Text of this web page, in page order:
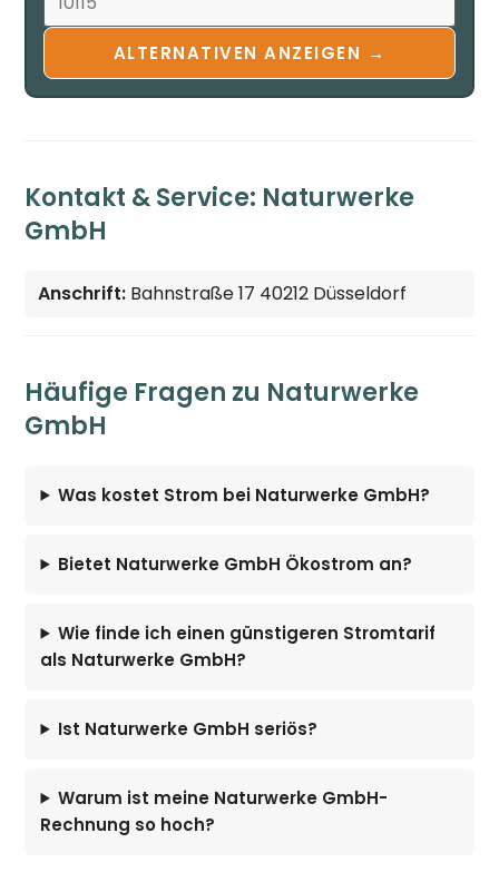
ALTERNATIVEN ANZEIGEN →
Kontakt & Service: Naturwerke
GmbH
Anschrift: Bahnstraße 17 40212 Düsseldorf
Häufige Fragen zu Naturwerke
GmbH
Was kostet Strom bei Naturwerke GmbH?
Bietet Naturwerke GmbH Ökostrom an?
Wie finde ich einen günstigeren Stromtarif
als Naturwerke GmbH?
Ist Naturwerke GmbH seriös?
Warum ist meine Naturwerke GmbH-
Rechnung so hoch?